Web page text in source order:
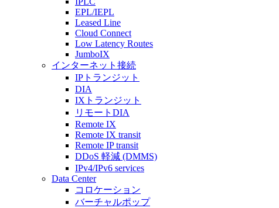
EPL/IEPL
Leased Line
Cloud Connect
Low Latency Routes
JumboIX
インターネット接続
IPトランジット
DIA
IXトランジット
リモートDIA
Remote IX
Remote IX transit
Remote IP transit
DDoS 軽減 (DMMS)
IPv4/IPv6 services
Data Center
コロケーション
バーチャルポップ